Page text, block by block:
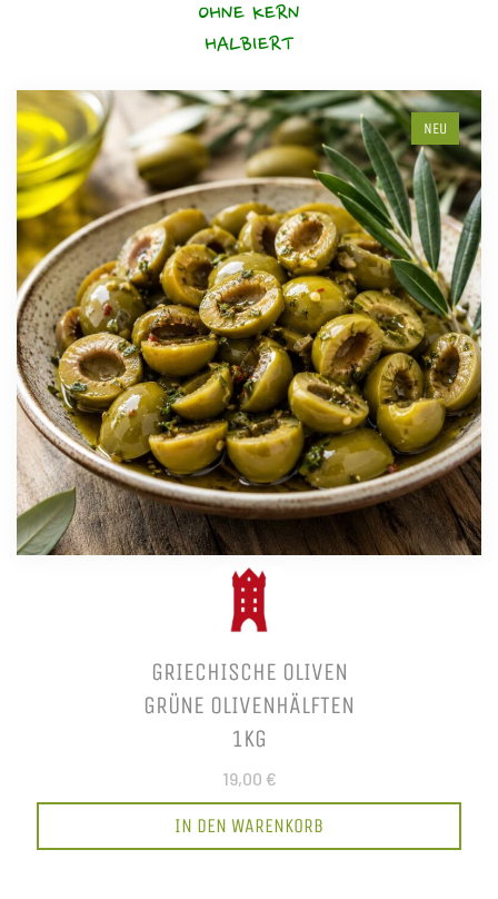
OHNE KERN
HALBIERT
NEU
GRIECHISCHE OLIVEN
GRÜNE OLIVENHÄLFTEN
1KG
19,00 €
IN DEN WARENKORB